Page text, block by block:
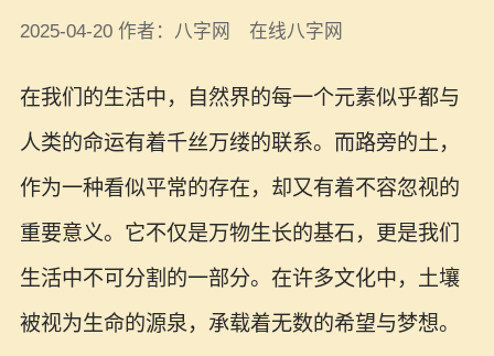
2025-04-20 作者：八字网 在线八字网
在我们的生活中，自然界的每一个元素似乎都与
人类的命运有着千丝万缕的联系。而路旁的土，
作为一种看似平常的存在，却又有着不容忽视的
重要意义。它不仅是万物生长的基石，更是我们
生活中不可分割的一部分。在许多文化中，土壤
被视为生命的源泉，承载着无数的希望与梦想。